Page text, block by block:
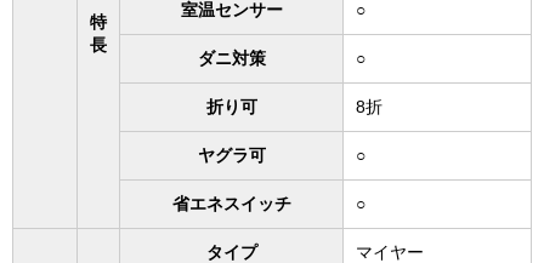
特
長
室温センサー ○
ダニ対策 ○
折り可 8折
ヤグラ可 ○
省エネスイッチ ○
タイプ マイヤー